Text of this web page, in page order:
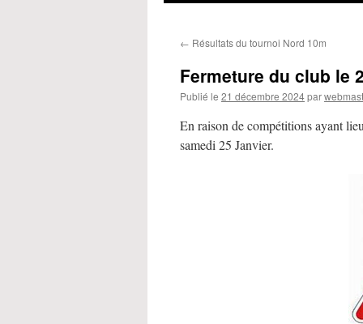
← Résultats du tournoi Nord 10m
Fermeture du club le
Publié le 21 décembre 2024par
En raison de compétitions ayant
samedi 25 Janvier.